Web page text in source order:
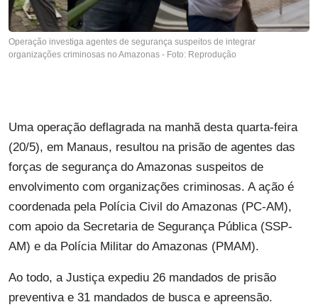
Operação investiga agentes de segurança suspeitos de integrar
organizações criminosas no Amazonas - Foto: Reprodução
Uma operação deflagrada na manhã desta quarta-feira
(20/5), em Manaus, resultou na prisão de agentes das
forças de segurança do Amazonas suspeitos de
envolvimento com organizações criminosas. A ação é
coordenada pela Polícia Civil do Amazonas (PC-AM),
com apoio da Secretaria de Segurança Pública (SSP-
AM) e da Polícia Militar do Amazonas (PMAM).
Ao todo, a Justiça expediu 26 mandados de prisão
preventiva e 31 mandados de busca e apreensão.